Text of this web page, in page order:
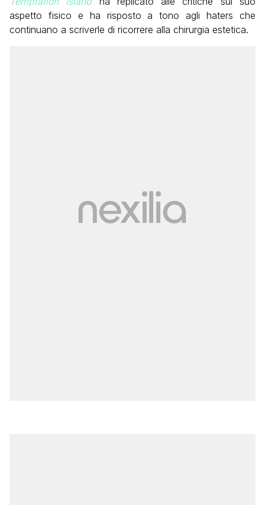
aspetto fisico e ha risposto a tono agli haters che
continuano a scriverle di ricorrere alla chirurgia estetica.